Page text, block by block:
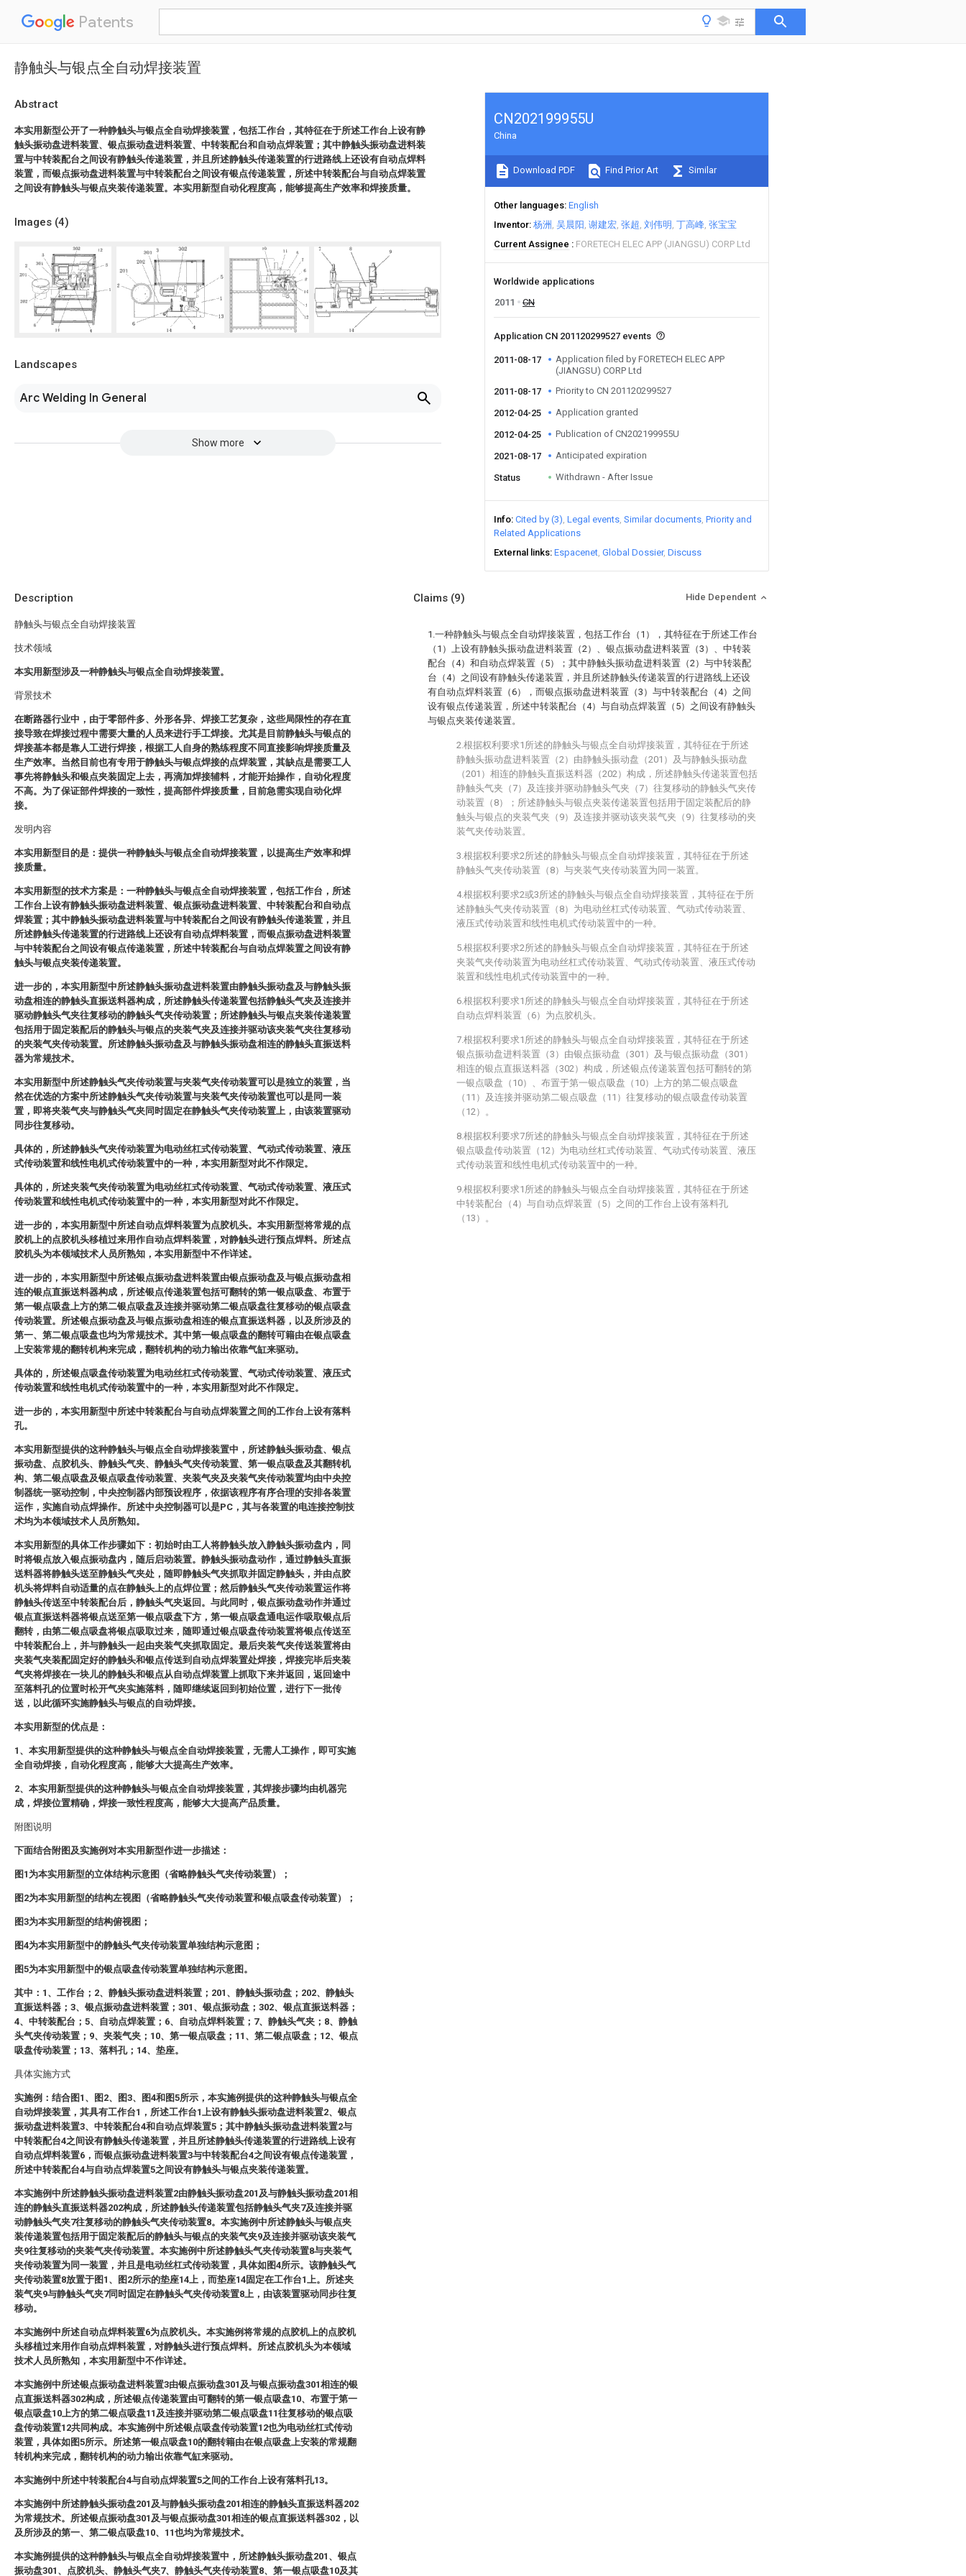
Patents
静触头与银点全自动焊接装置
Abstract
本实用新型公开了一种静触头与银点全自动焊接装置，包括工作台，其特征在于所述工作台上设有静
触头振动盘进料装置、银点振动盘进料装置、中转装配台和自动点焊装置；其中静触头振动盘进料装
置与中转装配台之间设有静触头传递装置，并且所述静触头传递装置的行进路线上还设有自动点焊料
装置，而银点振动盘进料装置与中转装配台之间设有银点传递装置，所述中转装配台与自动点焊装置
之间设有静触头与银点夹装传递装置。本实用新型自动化程度高，能够提高生产效率和焊接质量。
Images (4)
Landscapes
Arc Welding In General
Show more
CN202199955U
China
Download PDF Find Prior Art Similar
Other languages English
Inventor 杨洲 吴晨阳 谢建宏 张超 刘伟明 丁高峰 张宝宝
Current Assignee
FORETECH ELEC APP (JIANGSU) CORP Ltd
Worldwide applications
2011
CN
Application CN 201120299527 events
2011-08-17
Application filed by FORETECH ELEC APP
(JIANGSU) CORP Ltd
2011-08-17
Priority to CN 201120299527
2012-04-25 Application granted
2012-04-25 Publication of CN202199955U
2021-08-17 Anticipated expiration
Status Withdrawn - After Issue
Info Cited by (3) Legal events Similar documents Priority and
Related Applications
External links Espacenet Global Dossier Discuss
Description
静触头与银点全自动焊接装置
技术领域
本实用新型涉及一种静触头与银点全自动焊接装置。
背景技术
在断路器行业中，由于零部件多、外形各异、焊接工艺复杂，这些局限性的存在直
接导致在焊接过程中需要大量的人员来进行手工焊接。尤其是目前静触头与银点的
焊接基本都是靠人工进行焊接，根据工人自身的熟练程度不同直接影响焊接质量及
生产效率。当然目前也有专用于静触头与银点焊接的点焊装置，其缺点是需要工人
事先将静触头和银点夹装固定上去，再滴加焊接辅料，才能开始操作，自动化程度
不高。为了保证部件焊接的一致性，提高部件焊接质量，目前急需实现自动化焊
接。
发明内容
本实用新型目的是：提供一种静触头与银点全自动焊接装置，以提高生产效率和焊
接质量。
本实用新型的技术方案是：一种静触头与银点全自动焊接装置，包括工作台，所述
工作台上设有静触头振动盘进料装置、银点振动盘进料装置、中转装配台和自动点
焊装置；其中静触头振动盘进料装置与中转装配台之间设有静触头传递装置，并且
所述静触头传递装置的行进路线上还设有自动点焊料装置，而银点振动盘进料装置
与中转装配台之间设有银点传递装置，所述中转装配台与自动点焊装置之间设有静
触头与银点夹装传递装置。
进一步的，本实用新型中所述静触头振动盘进料装置由静触头振动盘及与静触头振
动盘相连的静触头直振送料器构成，所述静触头传递装置包括静触头气夹及连接并
驱动静触头气夹往复移动的静触头气夹传动装置；所述静触头与银点夹装传递装置
包括用于固定装配后的静触头与银点的夹装气夹及连接并驱动该夹装气夹往复移动
的夹装气夹传动装置。所述静触头振动盘及与静触头振动盘相连的静触头直振送料
器为常规技术。
本实用新型中所述静触头气夹传动装置与夹装气夹传动装置可以是独立的装置，当
然在优选的方案中所述静触头气夹传动装置与夹装气夹传动装置也可以是同一装
置，即将夹装气夹与静触头气夹同时固定在静触头气夹传动装置上，由该装置驱动
同步往复移动。
具体的，所述静触头气夹传动装置为电动丝杠式传动装置、气动式传动装置、液压
式传动装置和线性电机式传动装置中的一种，本实用新型对此不作限定。
具体的，所述夹装气夹传动装置为电动丝杠式传动装置、气动式传动装置、液压式
传动装置和线性电机式传动装置中的一种，本实用新型对此不作限定。
进一步的，本实用新型中所述自动点焊料装置为点胶机头。本实用新型将常规的点
胶机上的点胶机头移植过来用作自动点焊料装置，对静触头进行预点焊料。所述点
胶机头为本领域技术人员所熟知，本实用新型中不作详述。
进一步的，本实用新型中所述银点振动盘进料装置由银点振动盘及与银点振动盘相
连的银点直振送料器构成，所述银点传递装置包括可翻转的第一银点吸盘、布置于
第一银点吸盘上方的第二银点吸盘及连接并驱动第二银点吸盘往复移动的银点吸盘
传动装置。所述银点振动盘及与银点振动盘相连的银点直振送料器，以及所涉及的
第一、第二银点吸盘也均为常规技术。其中第一银点吸盘的翻转可籍由在银点吸盘
上安装常规的翻转机构来完成，翻转机构的动力输出依靠气缸来驱动。
具体的，所述银点吸盘传动装置为电动丝杠式传动装置、气动式传动装置、液压式
传动装置和线性电机式传动装置中的一种，本实用新型对此不作限定。
进一步的，本实用新型中所述中转装配台与自动点焊装置之间的工作台上设有落料
孔。
本实用新型提供的这种静触头与银点全自动焊接装置中，所述静触头振动盘、银点
振动盘、点胶机头、静触头气夹、静触头气夹传动装置、第一银点吸盘及其翻转机
构、第二银点吸盘及银点吸盘传动装置、夹装气夹及夹装气夹传动装置均由中央控
制器统一驱动控制，中央控制器内部预设程序，依据该程序有序合理的安排各装置
运作，实施自动点焊操作。所述中央控制器可以是PC，其与各装置的电连接控制技
术均为本领域技术人员所熟知。
本实用新型的具体工作步骤如下：初始时由工人将静触头放入静触头振动盘内，同
时将银点放入银点振动盘内，随后启动装置。静触头振动盘动作，通过静触头直振
送料器将静触头送至静触头气夹处，随即静触头气夹抓取并固定静触头，并由点胶
机头将焊料自动适量的点在静触头上的点焊位置；然后静触头气夹传动装置运作将
静触头传送至中转装配台后，静触头气夹返回。与此同时，银点振动盘动作并通过
银点直振送料器将银点送至第一银点吸盘下方，第一银点吸盘通电运作吸取银点后
翻转，由第二银点吸盘将银点吸取过来，随即通过银点吸盘传动装置将银点传送至
中转装配台上，并与静触头一起由夹装气夹抓取固定。最后夹装气夹传送装置将由
夹装气夹装配固定好的静触头和银点传送到自动点焊装置处焊接，焊接完毕后夹装
气夹将焊接在一块儿的静触头和银点从自动点焊装置上抓取下来并返回，返回途中
至落料孔的位置时松开气夹实施落料，随即继续返回到初始位置，进行下一批传
送，以此循环实施静触头与银点的自动焊接。
本实用新型的优点是：
1、本实用新型提供的这种静触头与银点全自动焊接装置，无需人工操作，即可实施
全自动焊接，自动化程度高，能够大大提高生产效率。
2、本实用新型提供的这种静触头与银点全自动焊接装置，其焊接步骤均由机器完
成，焊接位置精确，焊接一致性程度高，能够大大提高产品质量。
附图说明
下面结合附图及实施例对本实用新型作进一步描述：
图1为本实用新型的立体结构示意图（省略静触头气夹传动装置）；
图2为本实用新型的结构左视图（省略静触头气夹传动装置和银点吸盘传动装置）；
图3为本实用新型的结构俯视图；
图4为本实用新型中的静触头气夹传动装置单独结构示意图；
图5为本实用新型中的银点吸盘传动装置单独结构示意图。
其中：1、工作台；2、静触头振动盘进料装置；201、静触头振动盘；202、静触头
直振送料器；3、银点振动盘进料装置；301、银点振动盘；302、银点直振送料器；
4、中转装配台；5、自动点焊装置；6、自动点焊料装置；7、静触头气夹；8、静触
头气夹传动装置；9、夹装气夹；10、第一银点吸盘；11、第二银点吸盘；12、银点
吸盘传动装置；13、落料孔；14、垫座。
具体实施方式
实施例：结合图1、图2、图3、图4和图5所示，本实施例提供的这种静触头与银点全
自动焊接装置，其具有工作台1，所述工作台1上设有静触头振动盘进料装置2、银点
振动盘进料装置3、中转装配台4和自动点焊装置5；其中静触头振动盘进料装置2与
中转装配台4之间设有静触头传递装置，并且所述静触头传递装置的行进路线上设有
自动点焊料装置6，而银点振动盘进料装置3与中转装配台4之间设有银点传递装置，
所述中转装配台4与自动点焊装置5之间设有静触头与银点夹装传递装置。
本实施例中所述静触头振动盘进料装置2由静触头振动盘201及与静触头振动盘201相
连的静触头直振送料器202构成，所述静触头传递装置包括静触头气夹7及连接并驱
动静触头气夹7往复移动的静触头气夹传动装置8。本实施例中所述静触头与银点夹
装传递装置包括用于固定装配后的静触头与银点的夹装气夹9及连接并驱动该夹装气
夹9往复移动的夹装气夹传动装置。本实施例中所述静触头气夹传动装置8与夹装气
夹传动装置为同一装置，并且是电动丝杠式传动装置，具体如图4所示。该静触头气
夹传动装置8放置于图1、图2所示的垫座14上，而垫座14固定在工作台1上。所述夹
装气夹9与静触头气夹7同时固定在静触头气夹传动装置8上，由该装置驱动同步往复
移动。
本实施例中所述自动点焊料装置6为点胶机头。本实施例将常规的点胶机上的点胶机
头移植过来用作自动点焊料装置，对静触头进行预点焊料。所述点胶机头为本领域
技术人员所熟知，本实用新型中不作详述。
本实施例中所述银点振动盘进料装置3由银点振动盘301及与银点振动盘301相连的银
点直振送料器302构成，所述银点传递装置由可翻转的第一银点吸盘10、布置于第一
银点吸盘10上方的第二银点吸盘11及连接并驱动第二银点吸盘11往复移动的银点吸
盘传动装置12共同构成。本实施例中所述银点吸盘传动装置12也为电动丝杠式传动
装置，具体如图5所示。所述第一银点吸盘10的翻转籍由在银点吸盘上安装的常规翻
转机构来完成，翻转机构的动力输出依靠气缸来驱动。
本实施例中所述中转装配台4与自动点焊装置5之间的工作台上设有落料孔13。
本实施例中所述静触头振动盘201及与静触头振动盘201相连的静触头直振送料器202
为常规技术。所述银点振动盘301及与银点振动盘301相连的银点直振送料器302，以
及所涉及的第一、第二银点吸盘10、11也均为常规技术。
本实施例提供的这种静触头与银点全自动焊接装置中，所述静触头振动盘201、银点
振动盘301、点胶机头、静触头气夹7、静触头气夹传动装置8、第一银点吸盘10及其
Claims (9) Hide Dependent
1.一种静触头与银点全自动焊接装置，包括工作台（1），其特征在于所述工作台
（1）上设有静触头振动盘进料装置（2）、银点振动盘进料装置（3）、中转装
配台（4）和自动点焊装置（5）；其中静触头振动盘进料装置（2）与中转装配
台（4）之间设有静触头传递装置，并且所述静触头传递装置的行进路线上还设
有自动点焊料装置（6），而银点振动盘进料装置（3）与中转装配台（4）之间
设有银点传递装置，所述中转装配台（4）与自动点焊装置（5）之间设有静触头
与银点夹装传递装置。
2.根据权利要求1所述的静触头与银点全自动焊接装置，其特征在于所述
静触头振动盘进料装置（2）由静触头振动盘（201）及与静触头振动盘
（201）相连的静触头直振送料器（202）构成，所述静触头传递装置包括
静触头气夹（7）及连接并驱动静触头气夹（7）往复移动的静触头气夹传
动装置（8）；所述静触头与银点夹装传递装置包括用于固定装配后的静
触头与银点的夹装气夹（9）及连接并驱动该夹装气夹（9）往复移动的夹
装气夹传动装置。
3.根据权利要求2所述的静触头与银点全自动焊接装置，其特征在于所述
静触头气夹传动装置（8）与夹装气夹传动装置为同一装置。
4.根据权利要求2或3所述的静触头与银点全自动焊接装置，其特征在于所
述静触头气夹传动装置（8）为电动丝杠式传动装置、气动式传动装置、
液压式传动装置和线性电机式传动装置中的一种。
5.根据权利要求2所述的静触头与银点全自动焊接装置，其特征在于所述
夹装气夹传动装置为电动丝杠式传动装置、气动式传动装置、液压式传动
装置和线性电机式传动装置中的一种。
6.根据权利要求1所述的静触头与银点全自动焊接装置，其特征在于所述
自动点焊料装置（6）为点胶机头。
7.根据权利要求1所述的静触头与银点全自动焊接装置，其特征在于所述
银点振动盘进料装置（3）由银点振动盘（301）及与银点振动盘（301）
相连的银点直振送料器（302）构成，所述银点传递装置包括可翻转的第
一银点吸盘（10）、布置于第一银点吸盘（10）上方的第二银点吸盘
（11）及连接并驱动第二银点吸盘（11）往复移动的银点吸盘传动装置
（12）。
8.根据权利要求7所述的静触头与银点全自动焊接装置，其特征在于所述
银点吸盘传动装置（12）为电动丝杠式传动装置、气动式传动装置、液压
式传动装置和线性电机式传动装置中的一种。
9.根据权利要求1所述的静触头与银点全自动焊接装置，其特征在于所述
中转装配台（4）与自动点焊装置（5）之间的工作台上设有落料孔
（13）。